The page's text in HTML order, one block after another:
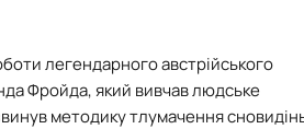
легендарного австрійського
Фройда, який вивчав людське
методику тлумачення